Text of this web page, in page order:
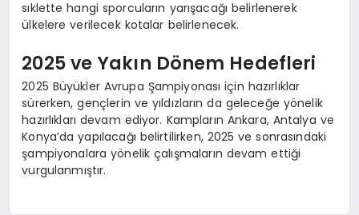
sıklette hangi sporcuların yarışacağı belirlenerek
ülkelere verilecek kotalar belirlenecek.
2025 ve Yakın Dönem Hedefleri
2025 Büyükler Avrupa Şampiyonası için hazırlıklar
sürerken, gençlerin ve yıldızların da geleceğe yönelik
hazırlıkları devam ediyor. Kampların Ankara, Antalya ve
Konya’da yapılacağı belirtilirken, 2025 ve sonrasındaki
şampiyonalara yönelik çalışmaların devam ettiği
vurgulanmıştır.